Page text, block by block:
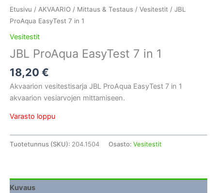
Etusivu / AKVAARIO / Mittaus & Testaus / Vesitestit / JBL
ProAqua EasyTest 7 in 1
Vesitestit
JBL ProAqua EasyTest 7 in 1
18,20 €
Akvaarion vesitestisarja JBL ProAqua EasyTest 7 in 1
akvaarion vesiarvojen mittamiseen.
Varasto loppu
Tuotetunnus (SKU): 204.1504 Osasto: Vesitestit
Kuvaus